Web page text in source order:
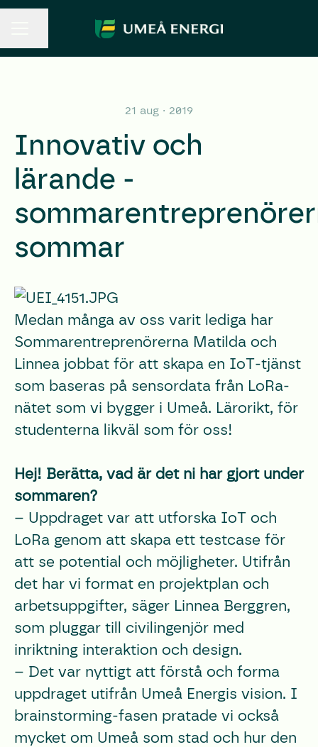
21 aug · 2019
Innovativ och
lärande -
sommar
Medan många av oss varit lediga har
Sommarentreprenörerna Matilda och
Linnea jobbat för att skapa en IoT-tjänst
som baseras på sensordata från LoRa-
nätet som vi bygger i Umeå. Lärorikt, för
studenterna likväl som för oss!
Hej! Berätta, vad är det ni har gjort under
sommaren?
– Uppdraget var att utforska IoT och
LoRa genom att skapa ett testcase för
att se potential och möjligheter. Utifrån
det har vi format en projektplan och
arbetsuppgifter, säger Linnea Berggren,
som pluggar till civilingenjör med
inriktning interaktion och design.
– Det var nyttigt att förstå och forma
uppdraget utifrån Umeå Energis vision. I
brainstorming-fasen pratade vi också
mycket om Umeå som stad och hur den